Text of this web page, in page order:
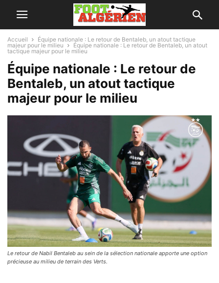
Accueil
Équipe nationale : Le retour de Bentaleb, un atout tactique
majeur pour le milieu
Équipe nationale : Le retour de Bentaleb, un atout
tactique majeur pour le milieu
Équipe nationale : Le retour de
Bentaleb, un atout tactique
majeur pour le milieu
Le retour de Nabil Bentaleb au sein de la sélection nationale apporte une option
précieuse au milieu de terrain des Verts.